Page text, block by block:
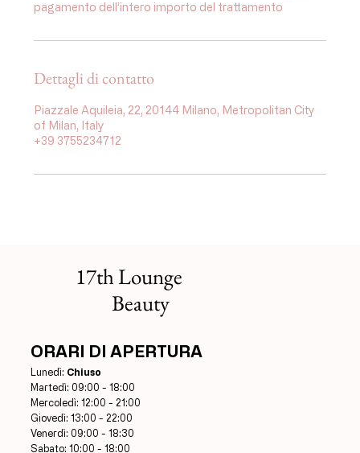
pagamento dell’intero importo del trattamento
Dettagli di contatto
Piazzale Aquileia, 22, 20144 Milano, Metropolitan City
of Milan, Italy
+39 3755234712
17th Lounge
Beauty
ORARI DI APERTURA
Lunedì: Chiuso
Martedì: 09:00 - 18:00
Mercoledì: 12:00 - 21:00
Giovedì: 13:00 - 22:00
Venerdì: 09:00 - 18:30
Sabato: 10:00 - 18:00